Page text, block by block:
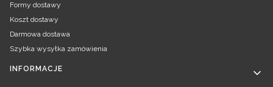
Formy dostawy
Koszt dostawy
Darmowa dostawa
Szybka wysyłka zamówienia
INFORMACJE